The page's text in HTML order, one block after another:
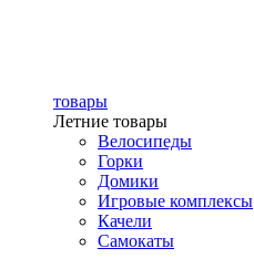
товары
Летние товары
Велосипеды
Горки
Домики
Игровые комплексы
Качели
Самокаты